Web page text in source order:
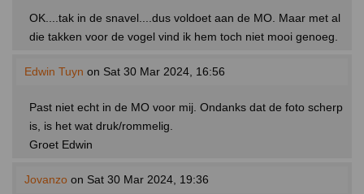
OK....tak in de snavel....dus voldoet aan de MO. Maar met al
die takken voor de vogel vind ik hem toch niet mooi genoeg.
Edwin Tuyn on Sat 30 Mar 2024, 16:56
Past niet echt in de MO voor mij. Ondanks dat de foto scherp
is, is het wat druk/rommelig.
Groet Edwin
Jovanzo on Sat 30 Mar 2024, 19:36